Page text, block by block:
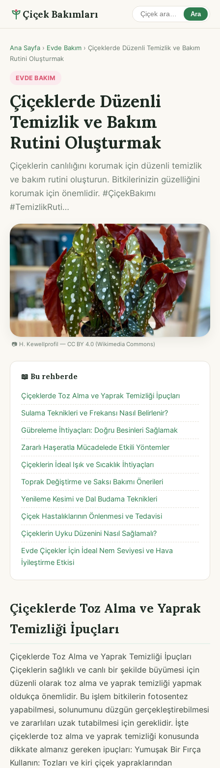
Çiçek Bakımları Ara
Ana Sayfa › Evde Bakım › Çiçeklerde Düzenli Temizlik ve Bakım
Rutini Oluşturmak
EVDE BAKIM
Çiçeklerde Düzenli
Temizlik ve Bakım
Rutini Oluşturmak
Çiçeklerin canlılığını korumak için düzenli temizlik
ve bakım rutini oluşturun. Bitkilerinizin güzelliğini
korumak için önemlidir. #ÇiçekBakımı
#TemizlikRuti…
📷 H. Kewellprofil — CC BY 4.0 (Wikimedia Commons)
📖 Bu rehberde
Çiçeklerde Toz Alma ve Yaprak Temizliği İpuçları
Sulama Teknikleri ve Frekansı Nasıl Belirlenir?
Gübreleme İhtiyaçları: Doğru Besinleri Sağlamak
Zararlı Haşeratla Mücadelede Etkili Yöntemler
Çiçeklerin İdeal Işık ve Sıcaklık İhtiyaçları
Toprak Değiştirme ve Saksı Bakımı Önerileri
Yenileme Kesimi ve Dal Budama Teknikleri
Çiçek Hastalıklarının Önlenmesi ve Tedavisi
Çiçeklerin Uyku Düzenini Nasıl Sağlamalı?
Evde Çiçekler İçin İdeal Nem Seviyesi ve Hava
İyileştirme Etkisi
Çiçeklerde Toz Alma ve Yaprak
Temizliği İpuçları
Çiçeklerde Toz Alma ve Yaprak Temizliği İpuçları
Çiçeklerin sağlıklı ve canlı bir şekilde büyümesi için
düzenli olarak toz alma ve yaprak temizliği yapmak
oldukça önemlidir. Bu işlem bitkilerin fotosentez
yapabilmesi, solunumunu düzgün gerçekleştirebilmesi
ve zararlıları uzak tutabilmesi için gereklidir. İşte
çiçeklerde toz alma ve yaprak temizliği konusunda
dikkate almanız gereken ipuçları: Yumuşak Bir Fırça
Kullanın: Tozları ve kiri çiçek yapraklarından